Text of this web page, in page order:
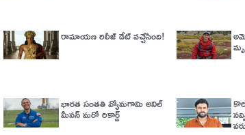
రామాయణ రిలీజ్ డేట్ వచ్చేసింది!
భారత సంతతి వ్యోమగామి అనిల్‌
మీనన్‌ మరో రికార్డ్‌